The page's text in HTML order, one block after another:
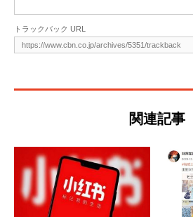
トラックバック URL
関連記事